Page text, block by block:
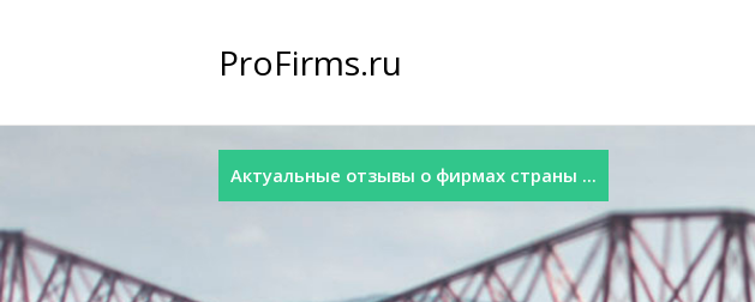
ProFirms.ru
Актуальные отзывы о фирмах страны ...